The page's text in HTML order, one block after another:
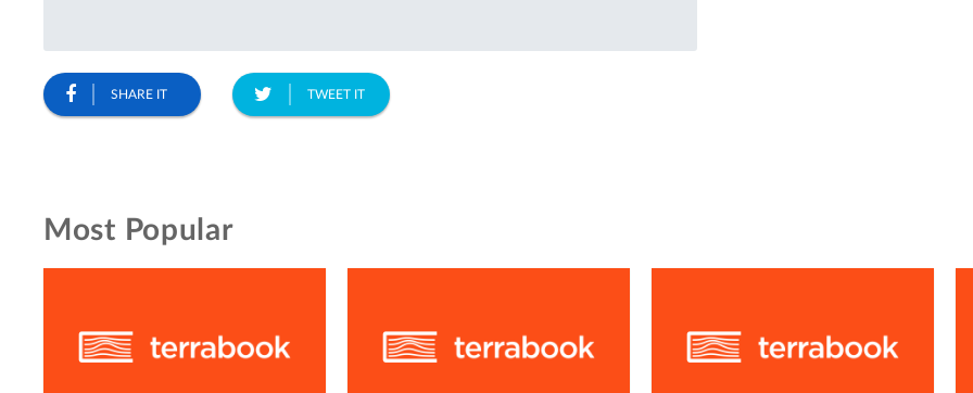
SHARE IT TWEET IT
Most Popular